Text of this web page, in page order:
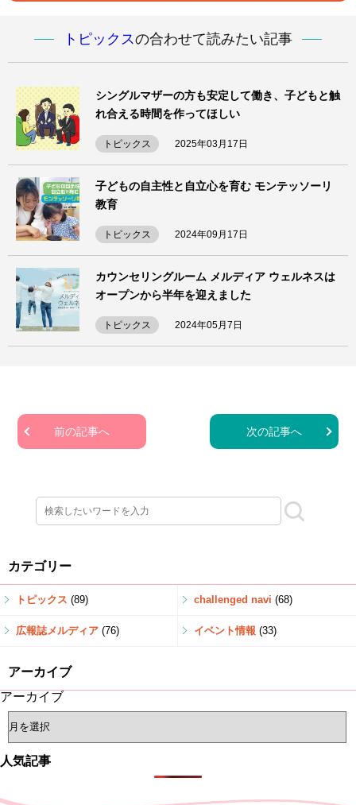
トピックスの合わせて読みたい記事
シングルマザーの方も安定して働き、子どもと触
れ合える時間を作ってほしい
トピックス 2025年03月17日
子どもの自主性と自立心を育む モンテッソーリ
教育
トピックス 2024年09月17日
カウンセリングルーム メルディア ウェルネスは
オープンから半年を迎えました
トピックス 2024年05月7日
前の記事へ 次の記事へ
カテゴリー
トピックス (89) challenged navi (68)
広報誌メルディア (76) イベント情報 (33)
アーカイブ
アーカイブ
人気記事